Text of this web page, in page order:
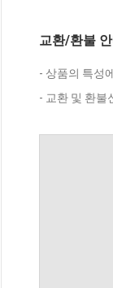
교환/환불
- 상품의 특성
- 교환 및 환불